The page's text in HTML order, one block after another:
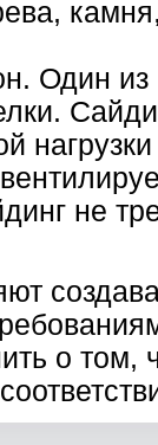
Один
не
о том,